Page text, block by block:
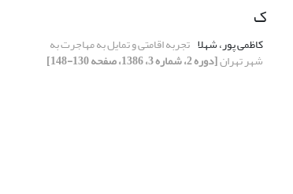
ک
کاظمی پور، شهلا تجربه اقامتی و تمایل به مهاجرت به
شهر تهران[دوره 2، شماره 3، 1386، صفحه 130-148]